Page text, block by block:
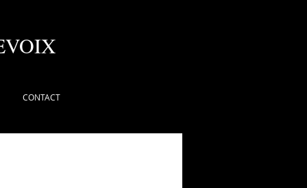
CONTACT